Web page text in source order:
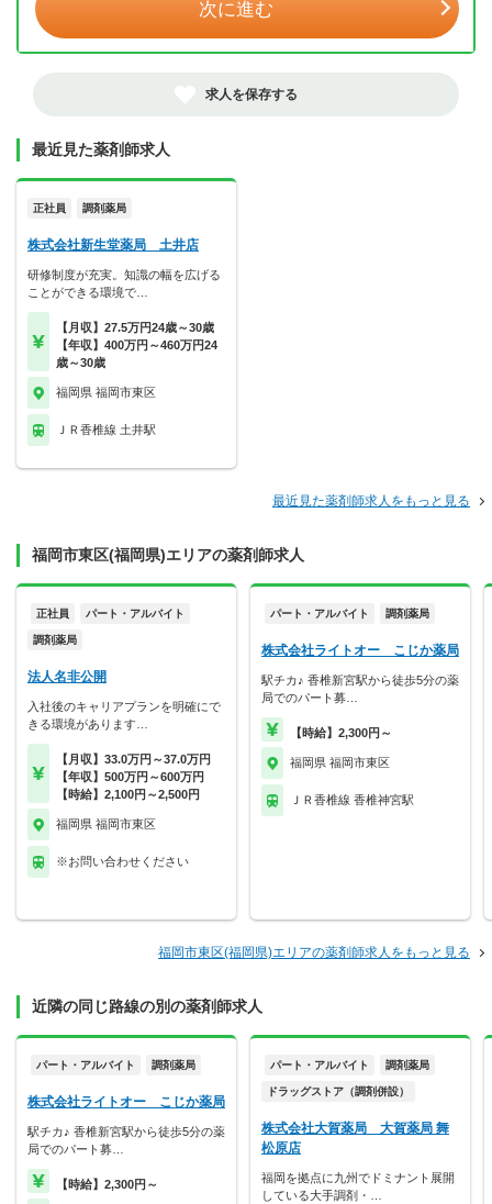
次に進む
求人を保存する
最近見た薬剤師求人
正社員 調剤薬局
株式会社新生堂薬局 土井店
研修制度が充実。知識の幅を広げる
ことができる環境で…
【月収】27.5万円24歳～30歳
【年収】400万円～460万円24
歳～30歳
福岡県 福岡市東区
ＪＲ香椎線 土井駅
最近見た薬剤師求人をもっと見る
福岡市東区(福岡県)エリアの薬剤師求人
正社員 パート・アルバイト
調剤薬局
法人名非公開
入社後のキャリアプランを明確にで
きる環境があります…
【月収】33.0万円～37.0万円
【年収】500万円～600万円
【時給】2,100円～2,500円
福岡県 福岡市東区
※お問い合わせください
パート・アルバイト 調剤薬局
株式会社ライトオー こじか薬局
駅チカ♪ 香椎新宮駅から徒歩5分の薬
局でのパート募…
【時給】2,300円～
福岡県 福岡市東区
ＪＲ香椎線 香椎神宮駅
福岡市東区(福岡県)エリアの薬剤師求人をもっと見る
近隣の同じ路線の別の薬剤師求人
パート・アルバイト 調剤薬局
株式会社ライトオー こじか薬局
駅チカ♪ 香椎新宮駅から徒歩5分の薬
局でのパート募…
【時給】2,300円～
パート・アルバイト 調剤薬局
ドラッグストア（調剤併設）
株式会社大賀薬局 大賀薬局 舞
松原店
福岡を拠点に九州でドミナント展開
している大手調剤・…